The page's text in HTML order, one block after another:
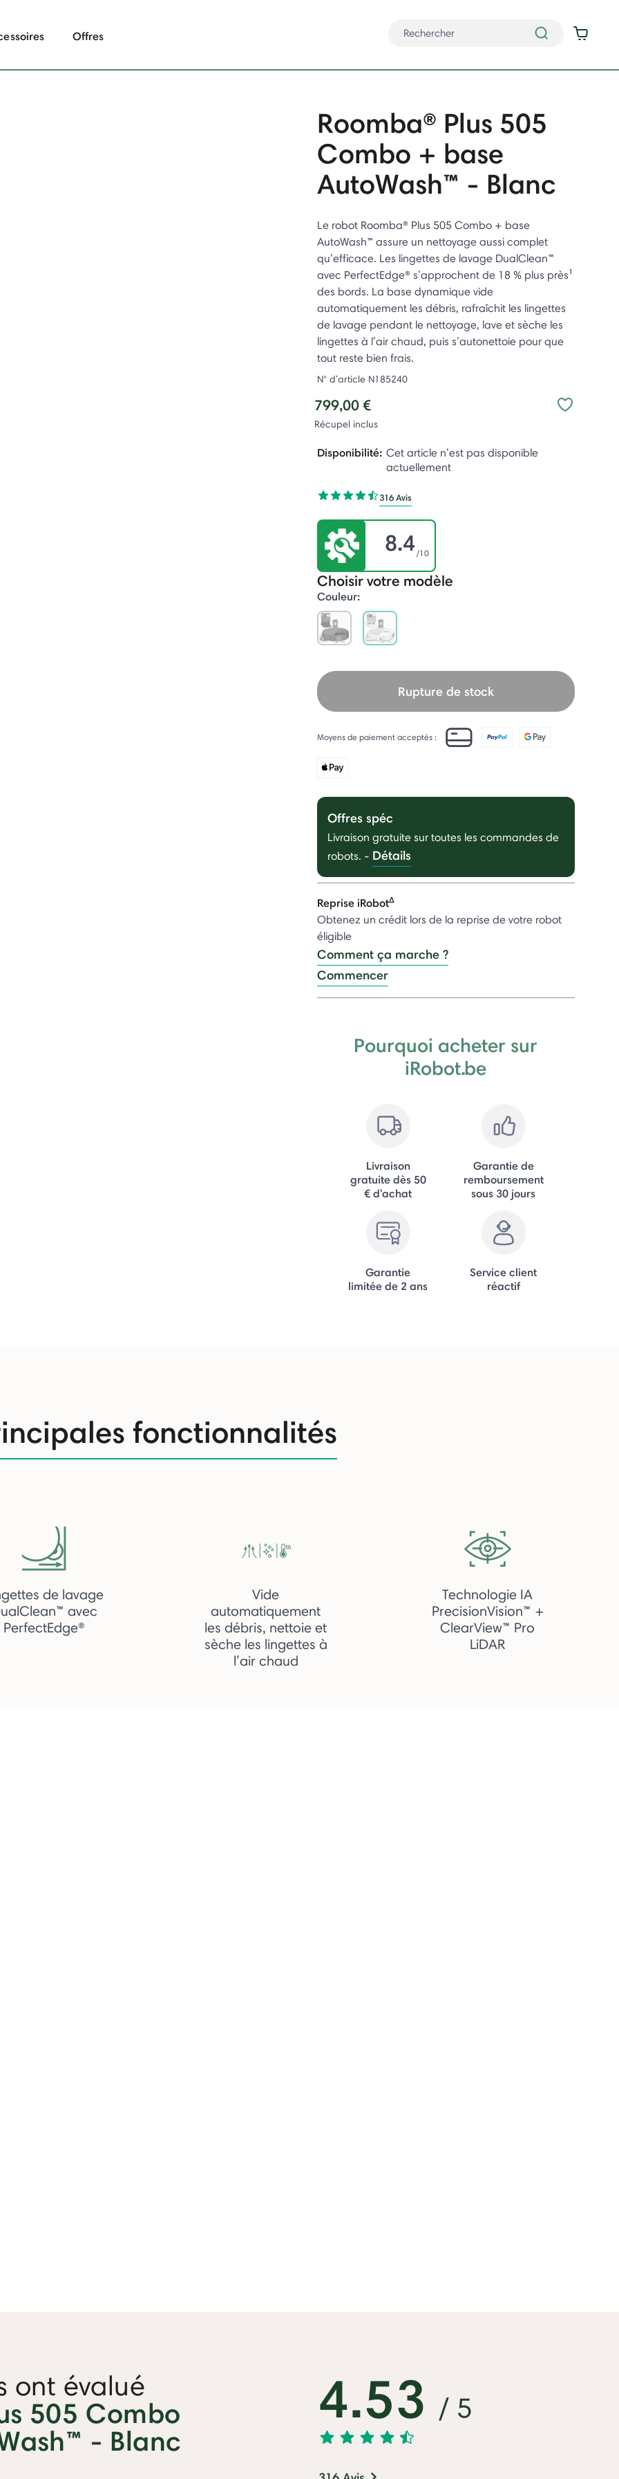
Offres
Roomba® Plus 505
Combo + base
AutoWash™ - Blanc
Le robot Roomba® Plus 505 Combo + base
AutoWash™ assure un nettoyage aussi complet
qu’efficace. Les lingettes de lavage DualClean™
avec PerfectEdge® s’approchent de 18 % plus près¹
des bords. La base dynamique vide
automatiquement les débris, rafraîchit les lingettes
de lavage pendant le nettoyage, lave et sèche les
lingettes à l’air chaud, puis s’autonettoie pour que
tout reste bien frais.
N° d’article N185240
799,00 €
Récupel inclus
Disponibilité: Cet article n’est pas disponible
actuellement
316 Avis
8.4 /10
Choisir votre modèle
Couleur:
Rupture de stock
Moyens de paiement acceptés :
Offres spéc
Livraison gratuite sur toutes les commandes de
robots. - Détails
Reprise iRobotΔ
Obtenez un crédit lors de la reprise de votre robot
éligible
Comment ça marche ?
Commencer
Pourquoi acheter sur
iRobot.be
Livraison
gratuite dès 50
€ d'achat
Garantie de
remboursement
sous 30 jours
Garantie
limitée de 2 ans
Service client
réactif
fonctionnalités
de lavage
avec
PerfectEdge®
Vide
automatiquement
les débris, nettoie et
sèche les lingettes à
l’air chaud
Technologie IA
PrecisionVision™ +
ClearView™ Pro
LiDAR
ont évalué
505 Combo
- Blanc
4.53 / 5